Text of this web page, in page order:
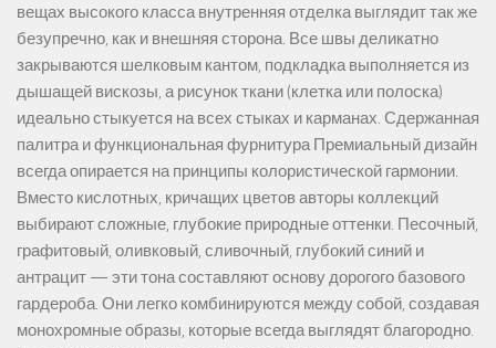
вещах высокого класса внутренняя отделка выглядит так же
безупречно, как и внешняя сторона. Все швы деликатно
закрываются шелковым кантом, подкладка выполняется из
дышащей вискозы, а рисунок ткани (клетка или полоска)
идеально стыкуется на всех стыках и карманах. Сдержанная
палитра и функциональная фурнитура Премиальный дизайн
всегда опирается на принципы колористической гармонии.
Вместо кислотных, кричащих цветов авторы коллекций
выбирают сложные, глубокие природные оттенки. Песочный,
графитовый, оливковый, сливочный, глубокий синий и
антрацит — эти тона составляют основу дорогого базового
гардероба. Они легко комбинируются между собой, создавая
монохромные образы, которые всегда выглядят благородно.